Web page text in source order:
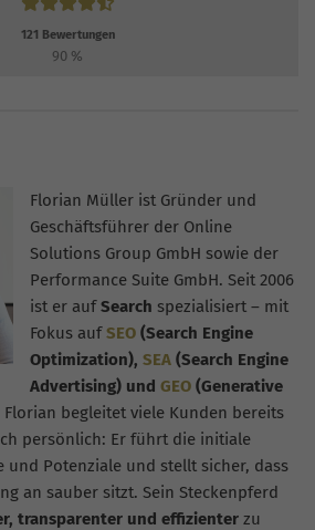
121 Bewertungen
90 %
Florian Müller ist Gründer und
Geschäftsführer der Online
Solutions Group GmbH sowie der
Performance Suite GmbH. Seit 2006
ist er aufSearch spezialisiert – mit
Fokus aufSEO (Search Engine
Optimization), SEA (Search Engine
Advertising) und GEO (Generative
Florian begleitet viele Kunden bereits
persönlich: Er führt die initiale
und Potenziale und stellt sicher, dass
an sauber sitzt. Sein Steckenpferd
transparenter und effizienter zu